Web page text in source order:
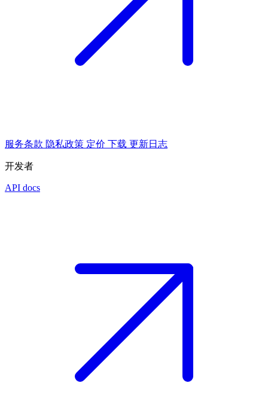
服务条款 隐私政策 定价 下载 更新日志
开发者
API docs